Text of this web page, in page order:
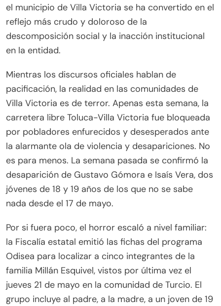
el municipio de Villa Victoria se ha convertido en el
reflejo más crudo y doloroso de la
descomposición social y la inacción institucional
en la entidad.
Mientras los discursos oficiales hablan de
pacificación, la realidad en las comunidades de
Villa Victoria es de terror. Apenas esta semana, la
carretera libre Toluca-Villa Victoria fue bloqueada
por pobladores enfurecidos y desesperados ante
la alarmante ola de violencia y desapariciones. No
es para menos. La semana pasada se confirmó la
desaparición de Gustavo Gómora e Isaís Vera, dos
jóvenes de 18 y 19 años de los que no se sabe
nada desde el 17 de mayo.
Por si fuera poco, el horror escaló a nivel familiar:
la Fiscalía estatal emitió las fichas del programa
Odisea para localizar a cinco integrantes de la
familia Millán Esquivel, vistos por última vez el
jueves 21 de mayo en la comunidad de Turcio. El
grupo incluye al padre, a la madre, a un joven de 19